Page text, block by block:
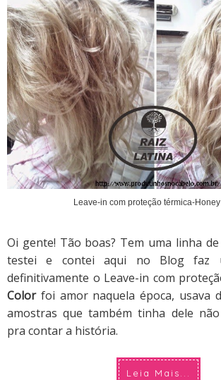
Leave-in com proteção térmica-
Oi gente! Tão boas? Tem uma linha
testei e contei aqui no Blog faz
definitivamente o Leave-in com
Colorfoi amor naquela época, usava
amostras que também tinha dele
pra contar a história.
Leia Mais...